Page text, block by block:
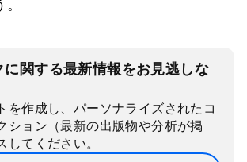
Consumption Models, World
、NGOは、これらのシナリオを検
り開くビジネスチャンスの実現に
ステップを踏み出すことが急務で
で、消費者がこうした新しい消費